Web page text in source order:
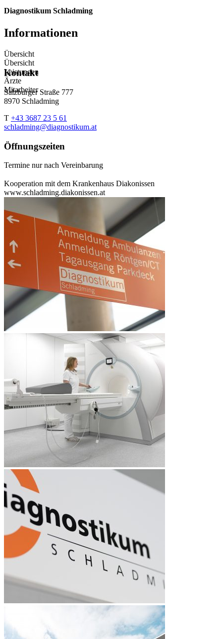
Diagnostikum Schladming
Informationen
Übersicht
Übersicht
Leistungen
Ärzte
Mitarbeiter
Kontakt
Salzburger Straße 777
8970 Schladming
T +43 3687 23 5 61
schladming@diagnostikum.at
Öffnungszeiten
Termine nur nach Vereinbarung
Kooperation mit dem Krankenhaus Diakonissen
www.schladming.diakonissen.at